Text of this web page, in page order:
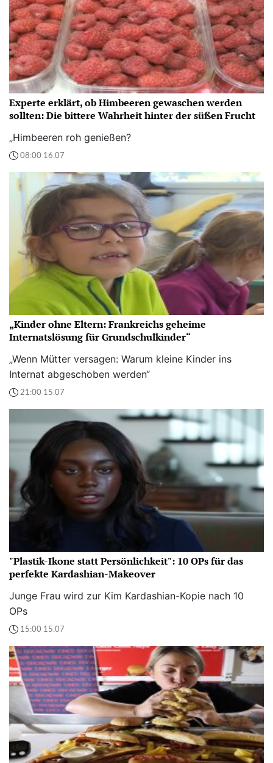
Experte erklärt, ob Himbeeren gewaschen werden
sollten: Die bittere Wahrheit hinter der süßen Frucht
„Himbeeren roh genießen?
08:00 16.07
„Kinder ohne Eltern: Frankreichs geheime
Internatslösung für Grundschulkinder“
„Wenn Mütter versagen: Warum kleine Kinder ins
Internat abgeschoben werden“
21:00 15.07
"Plastik-Ikone statt Persönlichkeit": 10 OPs für das
perfekte Kardashian-Makeover
Junge Frau wird zur Kim Kardashian-Kopie nach 10
OPs
15:00 15.07